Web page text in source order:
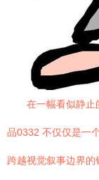
在一幅看似静止
品0332 不仅仅是一
跨越视觉叙事边界